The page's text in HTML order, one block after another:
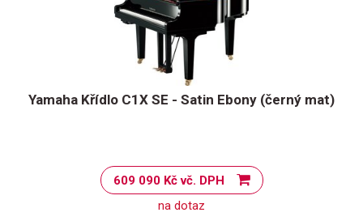
Yamaha Křídlo C1X SE - Satin Ebony (černý mat)
609 090 Kč vč. DPH
na dotaz